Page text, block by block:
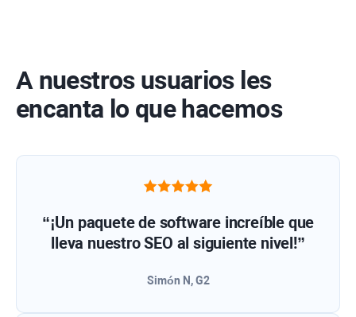
A nuestros usuarios les
encanta lo que hacemos
“¡Un paquete de software increíble que
lleva nuestro SEO al siguiente nivel!”
Simón N, G2